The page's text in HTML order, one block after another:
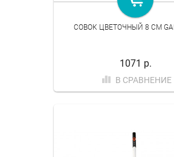
СОВОК ЦВЕТОЧНЫЙ 8 СМ
1071 р.
В СРАВНЕНИЕ